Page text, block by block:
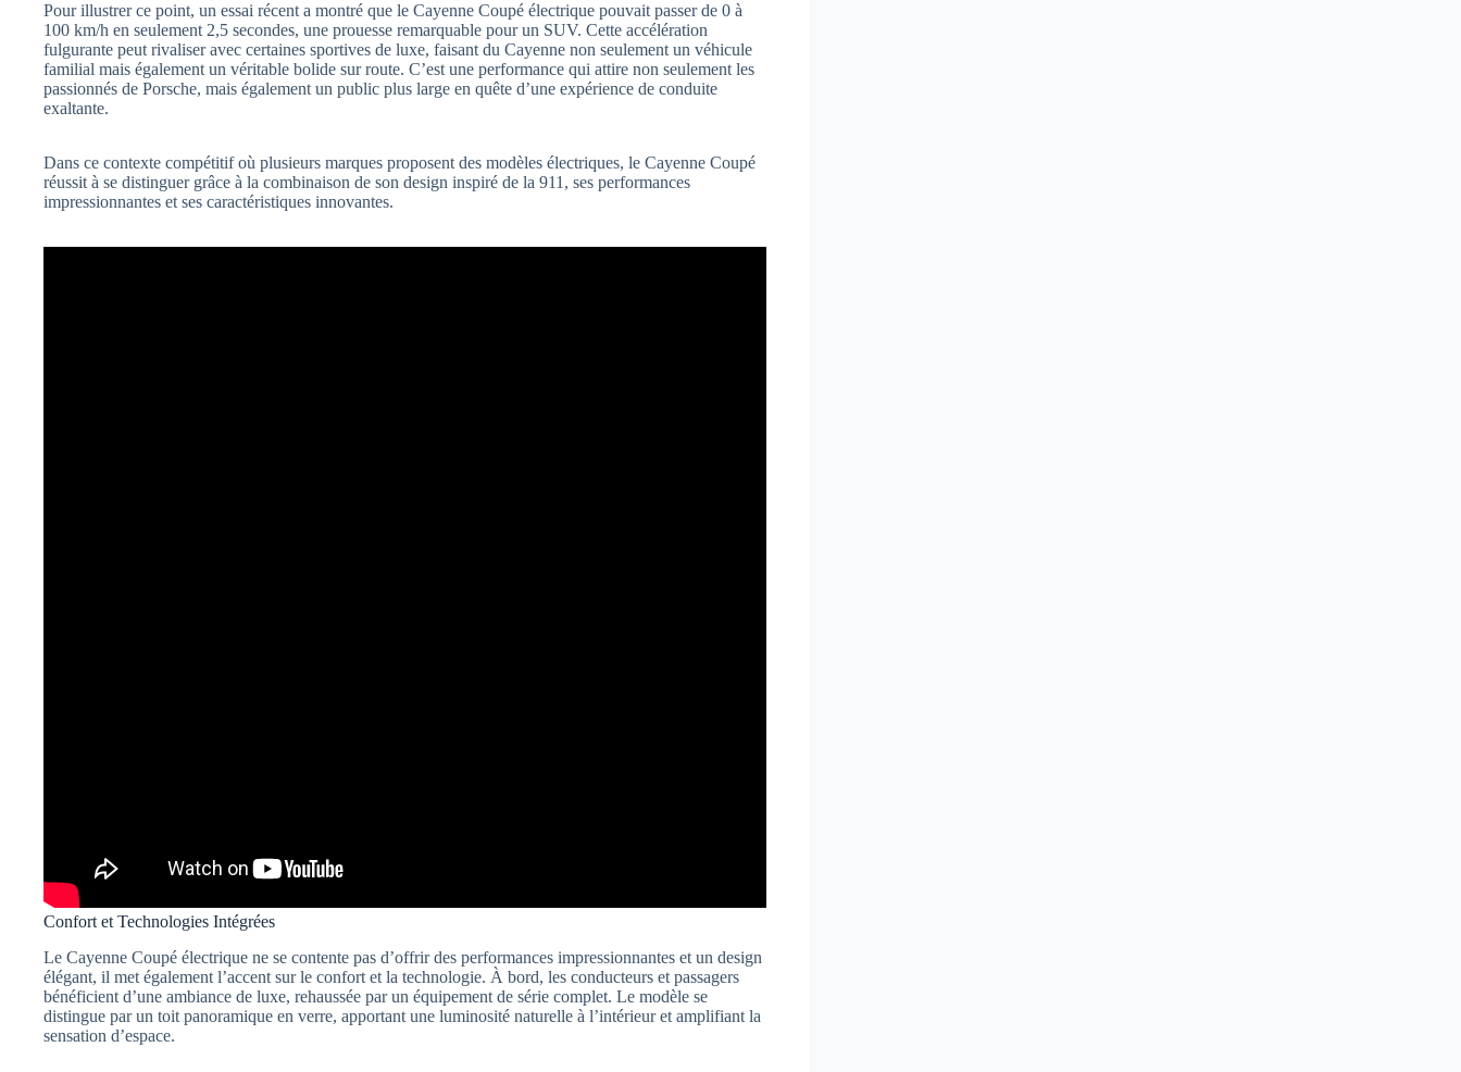
Pour illustrer ce point, un essai récent a montré que le Cayenne Coupé électrique pouvait passer de 0 à
100 km/h en seulement 2,5 secondes, une prouesse remarquable pour un SUV. Cette accélération
fulgurante peut rivaliser avec certaines sportives de luxe, faisant du Cayenne non seulement un véhicule
familial mais également un véritable bolide sur route. C’est une performance qui attire non seulement les
passionnés de Porsche, mais également un public plus large en quête d’une expérience de conduite
exaltante.
Dans ce contexte compétitif où plusieurs marques proposent des modèles électriques, le Cayenne Coupé
réussit à se distinguer grâce à la combinaison de son design inspiré de la 911, ses performances
impressionnantes et ses caractéristiques innovantes.
Confort et Technologies Intégrées
Le Cayenne Coupé électrique ne se contente pas d’offrir des performances impressionnantes et un design
élégant, il met également l’accent sur le confort et la technologie. À bord, les conducteurs et passagers
bénéficient d’une ambiance de luxe, rehaussée par un équipement de série complet. Le modèle se
distingue par un toit panoramique en verre, apportant une luminosité naturelle à l’intérieur et amplifiant la
sensation d’espace.